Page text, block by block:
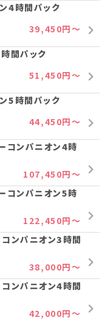
4時間パック
39,450円～
間パック
51,450円～
5時間パック
44,450円～
コンパニオン4時
107,450円～
コンパニオン5時
122,450円～
コンパニオン3時間
38,000円～
コンパニオン4時間
42,000円～